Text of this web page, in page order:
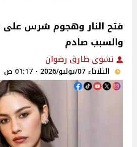
فتح النار وهجوم شرس على
والسبب صادم
نشوى طارق رضوان
الثلاثاء 07/يوليو/2026 - 01:17 ص